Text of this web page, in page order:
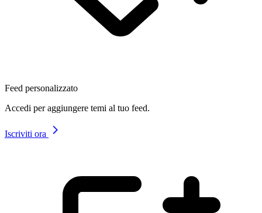
Feed personalizzato
Accedi per aggiungere temi al tuo feed.
Iscriviti ora